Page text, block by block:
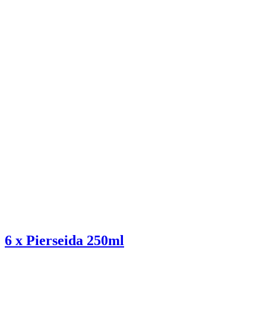
6 x Pierseida 250ml